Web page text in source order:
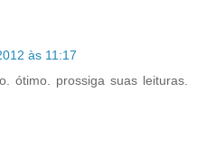
às 11:17
ótimo. prossiga suas leituras.